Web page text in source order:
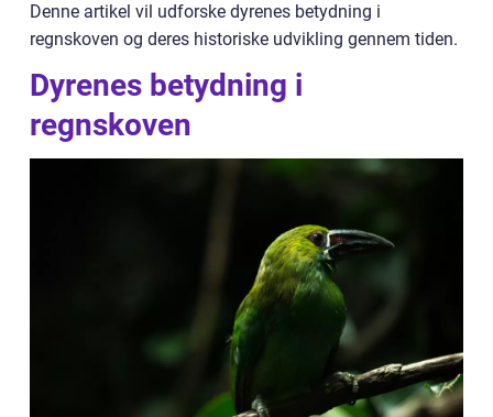
Denne artikel vil udforske dyrenes betydning i
regnskoven og deres historiske udvikling gennem tiden.
Dyrenes betydning i
regnskoven